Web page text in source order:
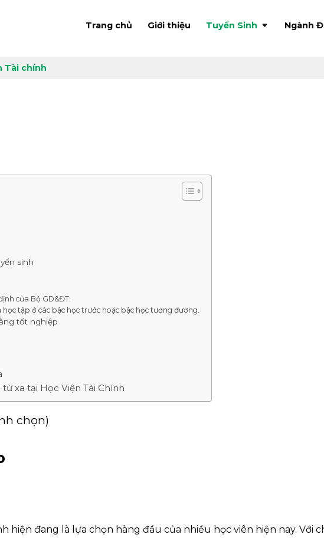
Trang chủ Giới thiệu Tuyển Sinh Ngành
Tài chính
sinh
của Bộ GD&ĐT:
tập ở các bậc học trước hoặc bậc học tương đương.
tốt nghiệp
xa tại Học Viện Tài Chính
chọn)
hiện đang là lựa chọn hàng đầu của nhiều học viên hiện nay. Với